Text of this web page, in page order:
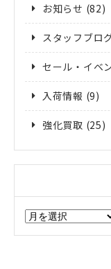
お知らせ (82)
スタッフブロ
セール・イベ
入荷情報 (9)
強化買取 (25)
ア
ー